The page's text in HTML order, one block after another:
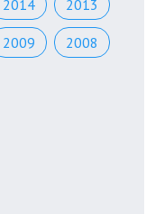
2014 2013
2009 2008